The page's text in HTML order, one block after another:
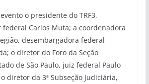
o presidente do TRF3,
Carlos Muta; a coordenadora
desembargadora federal
o diretor do Foro da Seção
de São Paulo, juiz federal Paulo
diretor da 3ª Subseção Judiciária,